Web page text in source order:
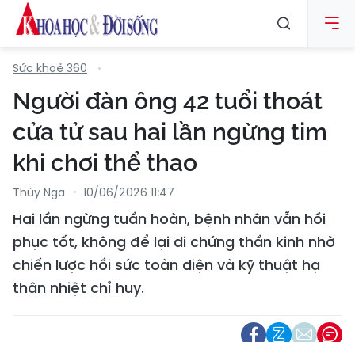
Sức khoẻ 360
Người đàn ông 42 tuổi thoát
cửa tử sau hai lần ngừng tim
khi chơi thể thao
Thúy Nga 10/06/2026 11:47
Hai lần ngừng tuần hoàn, bệnh nhân vẫn hồi
phục tốt, không để lại di chứng thần kinh nhờ
chiến lược hồi sức toàn diện và kỹ thuật hạ
thân nhiệt chỉ huy.